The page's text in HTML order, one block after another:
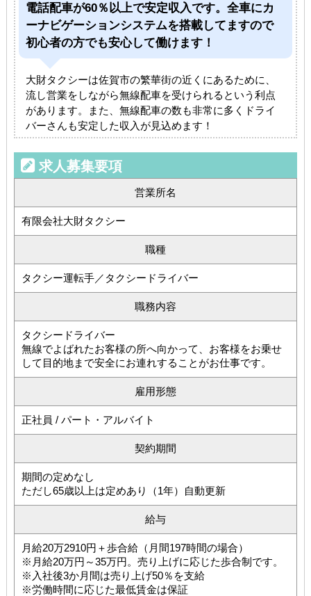
電話配車が60％以上で安定収入です。全車にカ
ーナビゲーションシステムを搭載してますので
初心者の方でも安心して働けます！
大財タクシーは佐賀市の繁華街の近くにあるために、
流し営業をしながら無線配車を受けられるという利点
があります。また、無線配車の数も非常に多くドライ
バーさんも安定した収入が見込めます！
求人募集要項
営業所名
有限会社大財タクシー
職種
タクシー運転手／タクシードライバー
職務内容
タクシードライバー
無線でよばれたお客様の所へ向かって、お客様をお乗せ
して目的地まで安全にお連れすることがお仕事です。
雇用形態
正社員 / パート・アルバイト
契約期間
期間の定めなし
ただし65歳以上は定めあり（1年）自動更新
給与
月給20万2910円＋歩合給（月間197時間の場合）
※月給20万円～35万円。売り上げに応じた歩合制です。
※入社後3か月間は売り上げ50％を支給
※労働時間に応じた最低賃金は保証